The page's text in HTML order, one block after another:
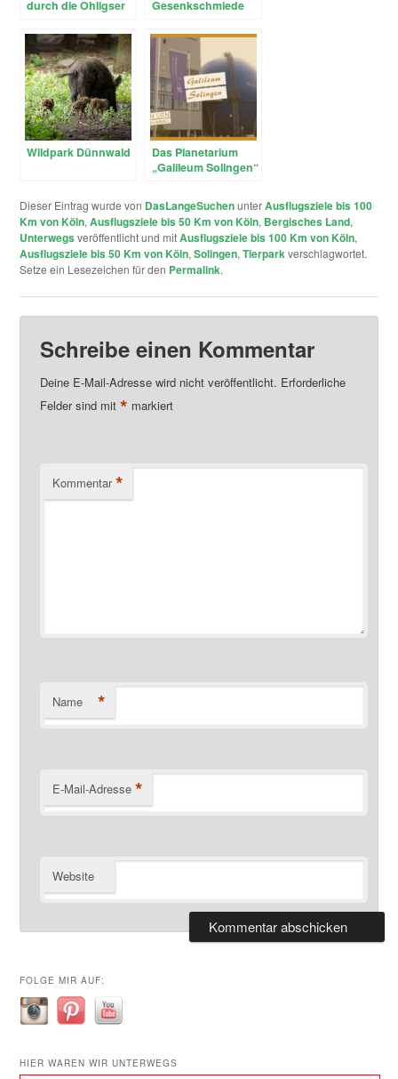
durch die Ohligser
Gesenkschmiede
Solingen – ein
Ausflug in
historische Zeiten
Wildpark Dünnwald
Das Planetarium
„Galileum Solingen“
Dieser Eintrag wurde von DasLangeSuchenunterAusflugsziele bis 100
Km von Köln,Ausflugsziele bis 50 Km von Köln, Bergisches Land,
Unterwegsveröffentlicht und mitAusflugsziele bis 100 Km von Köln,
Ausflugsziele bis 50 Km von Köln,Solingen,Tierparkverschlagwortet.
Setze ein Lesezeichen für den Permalink.
Schreibe einen Kommentar
Deine E-Mail-Adresse wird nicht veröffentlicht. Erforderliche
Felder sind mit * markiert
Kommentar *
Name *
E-Mail-Adresse *
Website
FOLGE MIR AUF:
HIER WAREN WIR UNTERWEGS